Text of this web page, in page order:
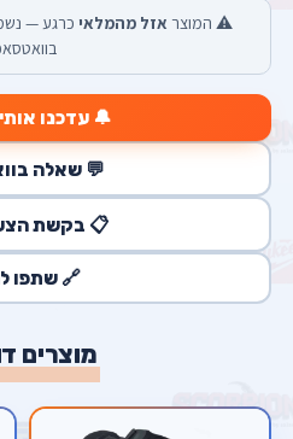
⚠️ המוצר אזל מהמלאי כרגע —
🔔 עדכנו
💬 שאלה
📋 בקשת
🔗 שתפו
מוצרים